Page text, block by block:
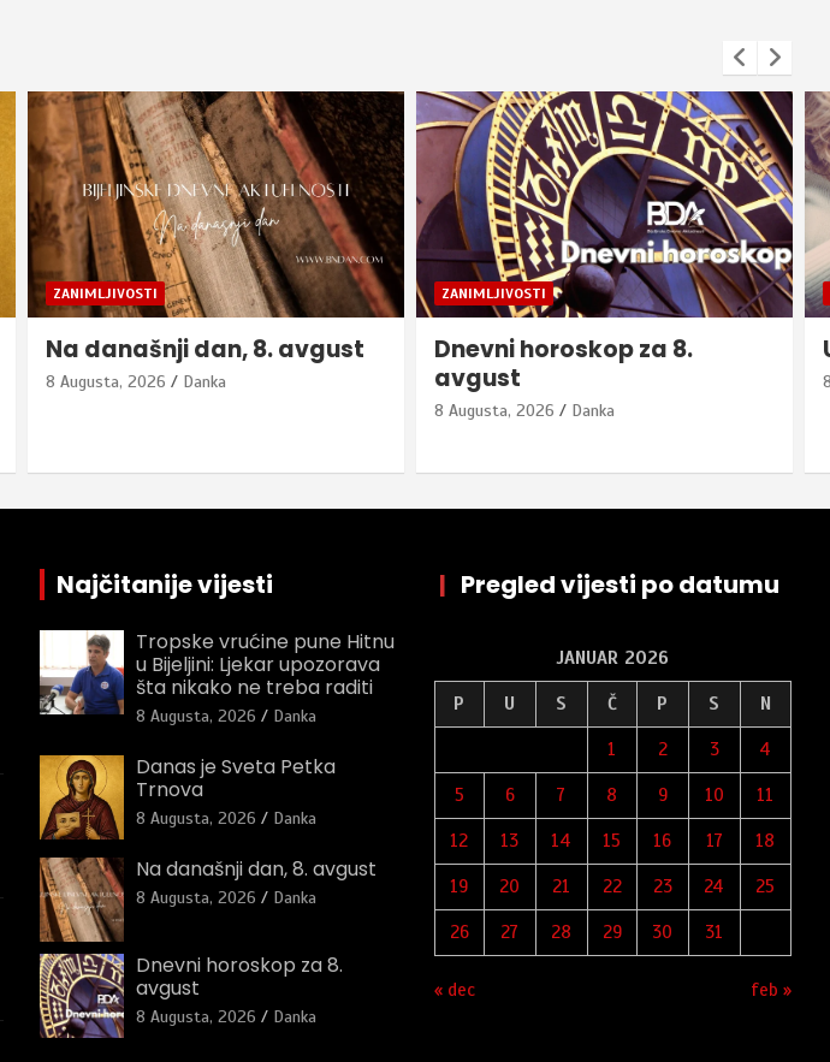
ZANIMLJIVOSTI
Dnevni horoskop za 8.
avgust
SERVISNE INFORMACIJE
U Bijeljini rođeno ŠEST BEBA
8 Augusta, 2026
Najčitanije vijesti
Tropske vrućine pune Hitnu
u Bijeljini: Ljekar upozorava
šta nikako ne treba raditi
8 Augusta, 2026 Danka
Danas je Sveta Petka
Trnova
8 Augusta, 2026 Danka
Na današnji dan, 8. avgust
8 Augusta, 2026 Danka
Dnevni horoskop za 8.
avgust
8 Augusta, 2026 Danka
| Pregled vijesti po datumu
JANUAR 2026
P U S Č P S N
1 2 3 4
5 6 7 8 9 10 11
12 13 14 15 16 17 18
19 20 21 22 23 24 25
26 27 28 29 30 31
« dec feb »